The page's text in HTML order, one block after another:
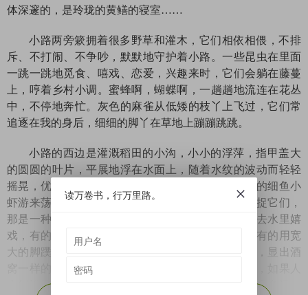
体深邃的，是玲珑的黄鳝的寝室……
小路两旁簌拥着很多野草和灌木，它们相依相偎，不排
斥、不打闹、不争吵，默默地守护着小路。一些昆虫在里面
一跳一跳地觅食、嘻戏、恋爱，兴趣来时，它们会躺在藤蔓
上，哼着乡村小调。蜜蜂啊，蝴蝶啊，一趟趟地流连在花丛
中，不停地奔忙。灰色的麻雀从低矮的枝丫上飞过，它们常
追逐在我的身后，细细的脚丫在草地上蹦蹦跳跳。
小路的西边是灌溉稻田的小沟，小小的浮萍，指甲盖大
的圆圆的叶片，平展地浮在水面上，随着水纹的波动而轻轻
摇晃，优哉游哉的。细细的流水清澈见底，有无数的细鱼小
虾游来荡去，每次看到它们的身影，我总试图去捕捉它们，
那是一种无法描绘的心理游戏。我家的鸭子也喜欢去水里嬉
戏，有的扭动着笨拙的肢体在水中表演金鸡独立，有的用宽
大的脚蹼翻弄水花，开心地看着那水被搅动得起皱，显出酒
窝一样的涟漪。白鹭成群结队地在小沟里寻寻觅觅，如果人
走得近了，它们便一哄而起飞入天空，但飞不了多高多远，
读万卷书，行万里路。